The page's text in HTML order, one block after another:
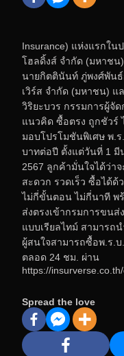
Insurance) แห่งแรกใน
โฮลดิ้งส์ จำกัด (มหาชน
นายกิตตินันท์ ภู่พงศ์พัน
เวิร์ส จำกัด (มหาชน) แ
วิริยะบวร กรรมการผู้จั
แนวคิด ซื้อตรง ถูกชัวร์
มอบโปรโมชันพิเศษ พ.ร
บาทต่อปี ตั้งแต่วันที่ 1 มี
2567 ลูกค้ามั่นใจได้ว่า
สะดวก รวดเร็ว ซื้อได้ด้ว
ไม่กี่ขั้นตอน ไม่กี่นาที พ
ส่งตรงเข้ากรมการขนส่
แบบเรียลไทม์ สามารถ
ผู้สนใจสามารถซื้อพ.ร.บ
ตลอด 24 ชม. ผ่าน
https://
Spread the love